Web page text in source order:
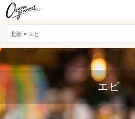
北部 × エビ
エビ